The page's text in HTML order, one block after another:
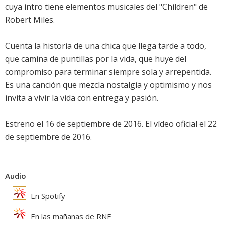
cuya intro tiene elementos musicales del "Children" de
Robert Miles.
Cuenta la historia de una chica que llega tarde a todo,
que camina de puntillas por la vida, que huye del
compromiso para terminar siempre sola y arrepentida.
Es una canción que mezcla nostalgia y optimismo y nos
invita a vivir la vida con entrega y pasión.
Estreno el 16 de septiembre de 2016. El vídeo oficial el 22
de septiembre de 2016.
Audio
En Spotify
En las mañanas de RNE